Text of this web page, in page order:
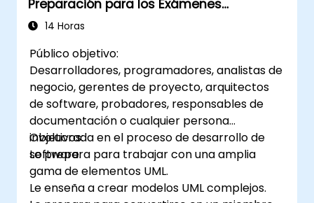
Preparación para los Exámenes
Intermedios
14 Horas
Público objetivo:
Desarrolladores, programadores, analistas de
negocio, gerentes de proyecto, arquitectos
de software, probadores, responsables de
documentación o cualquier persona
involucrada en el proceso de desarrollo de
software.
Objetivos:
Le prepara para trabajar con una amplia
gama de elementos UML.
Le enseña a crear modelos UML complejos.